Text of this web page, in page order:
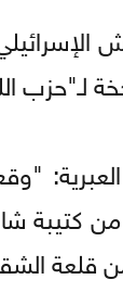
لـ"حزب
كتيبة
قلعة